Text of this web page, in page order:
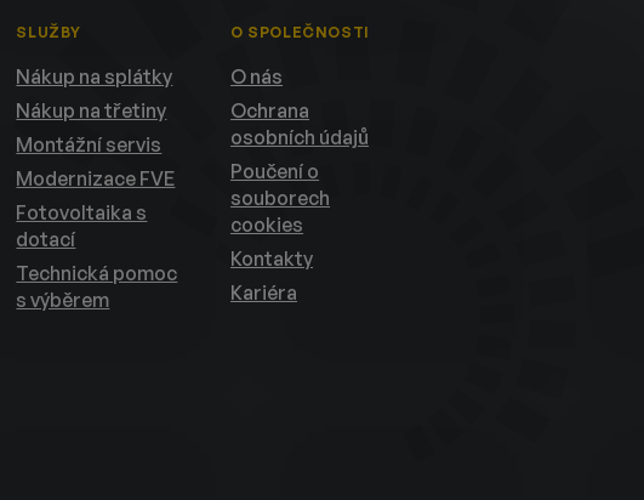
SLUŽBY
Nákup na splátky
Nákup na třetiny
Montážní servis
Modernizace FVE
Fotovoltaika s
dotací
Technická pomoc
s výběrem
O SPOLEČNOSTI
O nás
Ochrana
osobních údajů
Poučení o
souborech
cookies
Kontakty
Kariéra